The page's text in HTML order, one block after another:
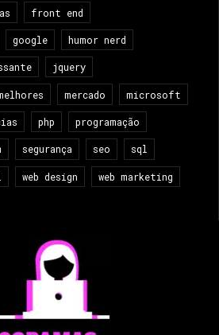
front end
google humor nerd
jquery
mercado microsoft
php programação
segurança seo sql
web design web marketing